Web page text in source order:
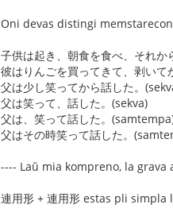
Oni devas distingi
子供は起き、朝食を食べ、それか
彼はりんごを買ってきて、剥いて
父は少し笑ってから話した。
父は笑って、話した。(sekva)
父は、笑って話した。
父はその時笑って話した。
---- Laŭ mia kompreno, la grava
連用形 + 連用形 estas pli